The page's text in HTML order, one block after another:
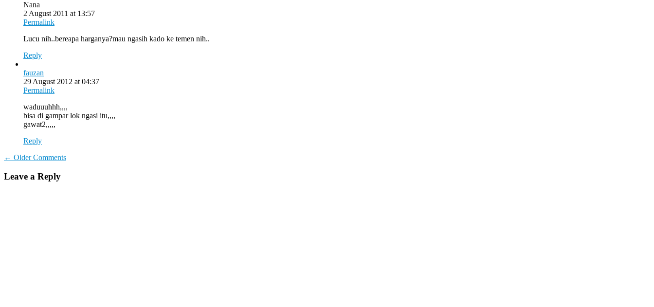
Nana
2 August 2011 at 13:57
Permalink
Lucu nih..bereapa harganya?mau ngasih kado ke temen nih..
Reply
fauzan
29 August 2012 at 04:37
Permalink
waduuuhhh,,,,
bisa di gampar lok ngasi itu,,,,
gawat2,,,,,
Reply
Comment
← Older Comments
Leave a Reply